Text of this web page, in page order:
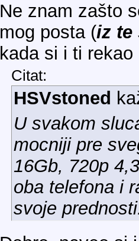
Ne znam zašto
mog posta (iz te
kada si i ti rekao
Citat:
HSVstoned
U svakom
mocniji pre
16Gb, 720p
oba telefona i
svoje